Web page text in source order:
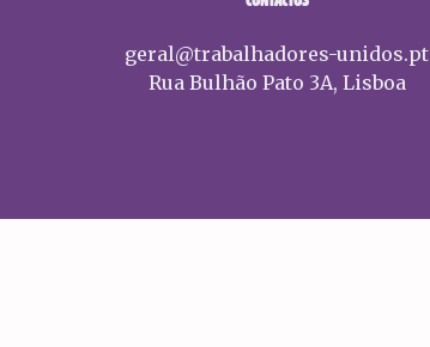
geral@trabalhadores-unidos.pt
Rua Bulhão Pato 3A, Lisboa